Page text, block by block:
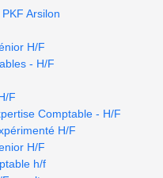
Arsilon
H/F
- H/F
F
Comptable - H/F
H/F
H/F
h/f